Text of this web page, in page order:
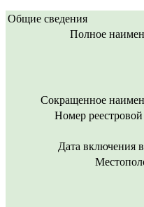
Общие сведения
Полное
Сокращенное
Номер реестровой
Дата включения